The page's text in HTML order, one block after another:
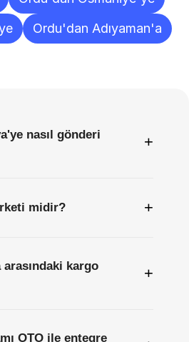
Ordu'dan Adıyaman'a
nasıl gönderi
+
midir? +
kargo
+
OTO ile entegre